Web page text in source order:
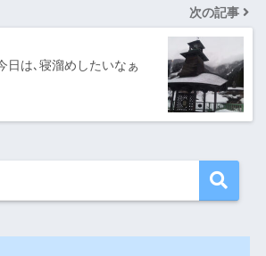
次の記事
は､寝溜めしたいなぁ